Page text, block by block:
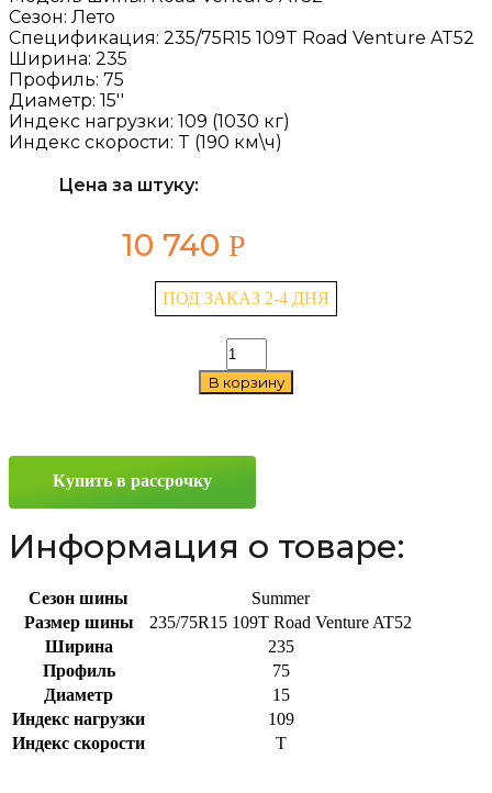
Сезон: Лето
Спецификация: 235/75R15 109T Road Venture AT52
Ширина: 235
Профиль: 75
Диаметр: 15''
Индекс нагрузки: 109 (1030 кг)
Индекс скорости: T (190 км\ч)
Цена за штуку:
10 740 Р
ПОД ЗАКАЗ 2-4 ДНЯ
Количество
товара
Kumho
235/75
109T
В корзину
Купить в рассрочку
Информация о товаре:
Сезон шины
Summer
Размер шины
235/75R15 109T Road Venture AT52
Ширина
235
Профиль
75
Диаметр
15
Индекс нагрузки
109
Индекс скорости
T